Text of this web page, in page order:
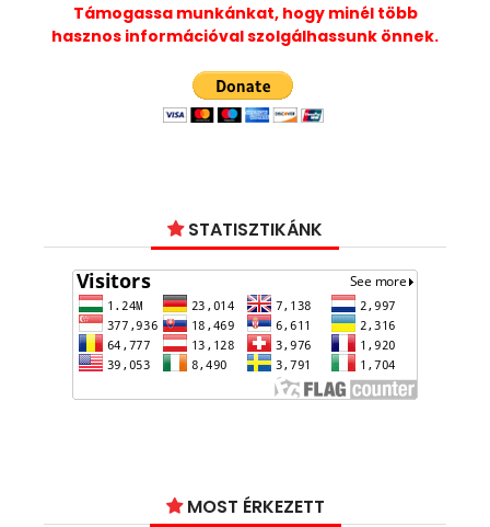
Támogassa munkánkat, hogy minél több
hasznos információval szolgálhassunk önnek.
STATISZTIKÁNK
MOST ÉRKEZETT